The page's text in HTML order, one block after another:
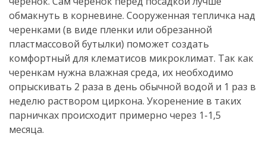
обмакнуть в корневине. Сооруженная тепличка над
черенками (в виде пленки или обрезанной
пластмассовой бутылки) поможет создать
комфортный для клематисов микроклимат. Так как
черенкам нужна влажная среда, их необходимо
опрыскивать 2 раза в день обычной водой и 1 раз в
неделю раствором циркона. Укоренение в таких
парничках происходит примерно через 1-1,5
месяца.